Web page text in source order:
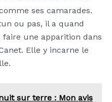
ses camarades.
ou pas, il a quand
une apparition dans
Elle y incarne le
sur terre : Mon avis